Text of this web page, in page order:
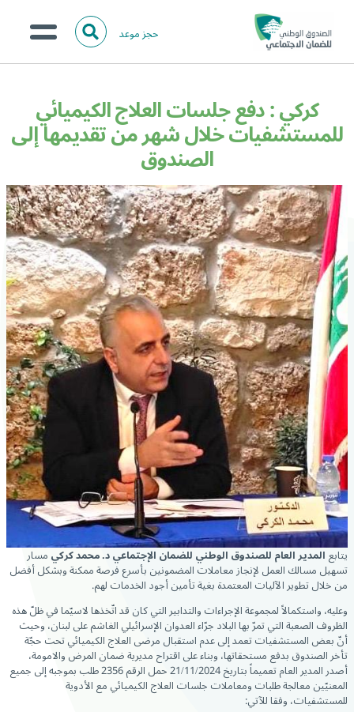
حجز موعد ا
ل
ث
الخدمات الالكترونية
المركز الإعلامي
تواصل معنا
البحث
كركي : دفع جلسات العلاج الكيميائي
للمستشفيات خلال شهر من تقديمها إلى
الصندوق
يتابعالمدير العام للصندوق الوطني للضمان الإجتماعي د. محمد كركيمسار
تسهيل مسالك العمل لإنجاز معاملات المضمونين بأسرع فرصة ممكنة وبشكل أفضل
من خلال تطوير الآليات المعتمدة بغية تأمين أجود الخدمات لهم.
وعليه، واستكمالاً لمجموعة الإجراءات والتدابير التي كان قد اتّخذها لاسيّما في ظلّ هذه
الظروف الصعبة التي تمرّ بها البلاد جرّاء العدوان الإسرائيلي الغاشم على لبنان، وحيث
أنّ بعض المستشفيات تعمد إلى عدم استقبال مرضى العلاج الكيميائي تحت حجّة
تأخر الصندوق بدفع مستحقاتها، وبناء على اقتراح مديرية ضمان المرض والامومة،
أصدر المدير العام تعميماً بتاريخ 21/11/2024 حمل الرقم 2356 طلب بموجبه إلى جميع
المعنيّين معالجة طلبات ومعاملات جلسات العلاج الكيميائي مع الأدوية
للمستشفيات، وفقا للآتي: